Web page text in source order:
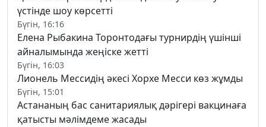
үстінде шоу көрсетті
Бүгін, 16:16
Елена Рыбакина Торонтодағы турнирдің үшінші
айналымында жеңіске жетті
Бүгін, 16:03
Лионель Мессидің әкесі Хорхе Месси көз жұмды
Бүгін, 15:01
Астананың бас санитариялық дәрігері вакцинаға
қатысты мәлімдеме жасады